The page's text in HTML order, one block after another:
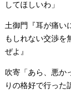
してほしいわ」
土御門『耳が痛い
もしれない交渉を
ぜよ』
吹寄「あら、悪か
りの格好で行った